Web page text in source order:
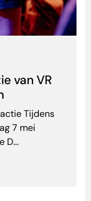
van VR
Tijdens
7 mei
D...